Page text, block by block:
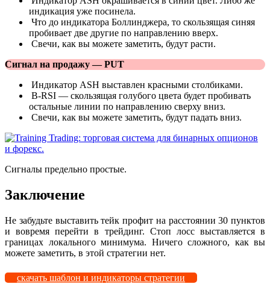
индикация уже посинела.
Что до индикатора Боллинджера, то скользящая синяя
пробивает две другие по направлению вверх.
Свечи, как вы можете заметить, будут расти.
Сигнал на продажу — PUT
Индикатор ASH выставлен красными столбиками.
B-RSI — скользящая голубого цвета будет пробивать
остальные линии по направлению сверху вниз.
Свечи, как вы можете заметить, будут падать вниз.
Сигналы предельно простые.
Заключение
Не забудьте выставить тейк профит на расстоянии 30 пунктов
и вовремя перейти в трейдинг. Стоп лосс выставляется в
границах локального минимума. Ничего сложного, как вы
можете заметить, в этой стратегии нет.
скачать шаблон и индикаторы стратегии